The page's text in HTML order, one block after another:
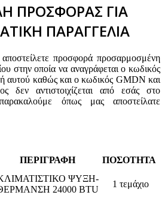
ΠΡΟΣΦΟΡΑΣ ΓΙΑ
ΠΑΡΑΓΓΕΛΙΑ
προσφορά προσαρμοσμένη
στην οποία να αναγράφεται ο κωδικός
αυτού καθώς και ο κωδικός GMDN και
αντιστοιχίζεται από εσάς στο
όπως μας αποστείλατε
ΠΕΡΙΓΡΑΦΗ ΠΟΣΟΤΗΤΑ
ΨΥΞΗ-
24000 BTU
1 τεμάχιο